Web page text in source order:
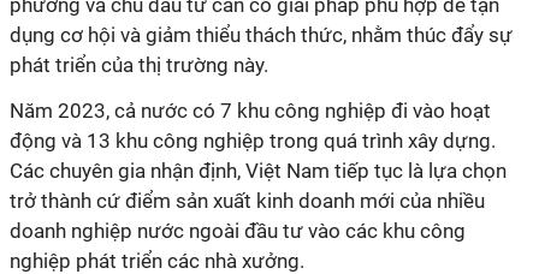
phương và chủ đầu tư cần có giải pháp phù hợp để tận
dụng cơ hội và giảm thiểu thách thức, nhằm thúc đẩy sự
phát triển của thị trường này.
Năm 2023, cả nước có 7 khu công nghiệp đi vào hoạt
động và 13 khu công nghiệp trong quá trình xây dựng.
Các chuyên gia nhận định, Việt Nam tiếp tục là lựa chọn
trở thành cứ điểm sản xuất kinh doanh mới của nhiều
doanh nghiệp nước ngoài đầu tư vào các khu công
nghiệp phát triển các nhà xưởng.